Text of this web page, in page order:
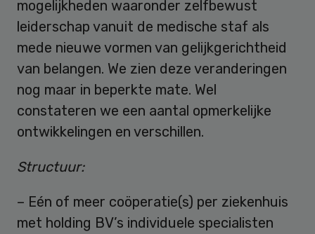
mogelijkheden waaronder zelfbewust
leiderschap vanuit de medische staf als
mede nieuwe vormen van gelijkgerichtheid
van belangen. We zien deze veranderingen
nog maar in beperkte mate. Wel
constateren we een aantal opmerkelijke
ontwikkelingen en verschillen.
Structuur:
– Eén of meer coöperatie(s) per ziekenhuis
met holding BV’s individuele specialisten